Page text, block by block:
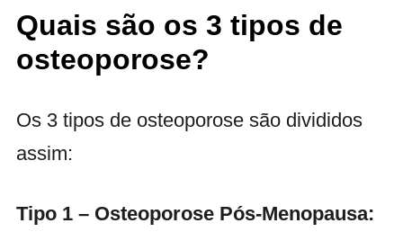
Quais são os 3 tipos de
osteoporose?
Os 3 tipos de osteoporose são divididos
assim:
Tipo 1 – Osteoporose Pós-Menopausa: